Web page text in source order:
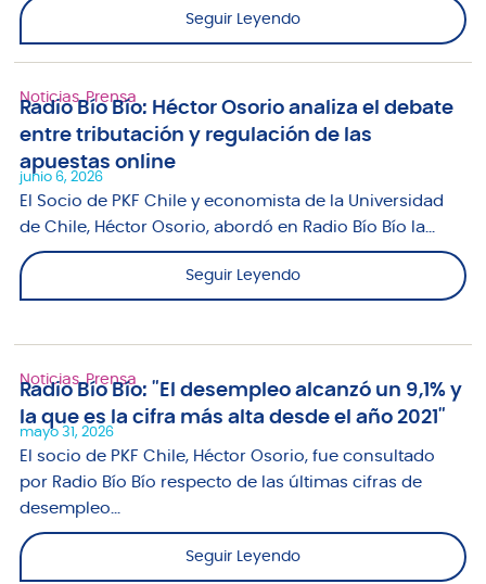
Seguir Leyendo
Noticias,Prensa
Radio Bío Bío: Héctor Osorio analiza el debate
entre tributación y regulación de las
apuestas online
junio 6, 2026
El Socio de PKF Chile y economista de la Universidad
de Chile, Héctor Osorio, abordó en Radio Bío Bío la...
Seguir Leyendo
Noticias,Prensa
Radio Bío Bío: "El desempleo alcanzó un 9,1% y
la que es la cifra más alta desde el año 2021"
mayo 31, 2026
El socio de PKF Chile, Héctor Osorio, fue consultado
por Radio Bío Bío respecto de las últimas cifras de
desempleo...
Seguir Leyendo